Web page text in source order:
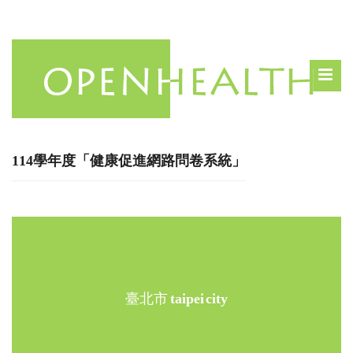
114學年度「健康促進網路問卷系統」
臺北市taipei city